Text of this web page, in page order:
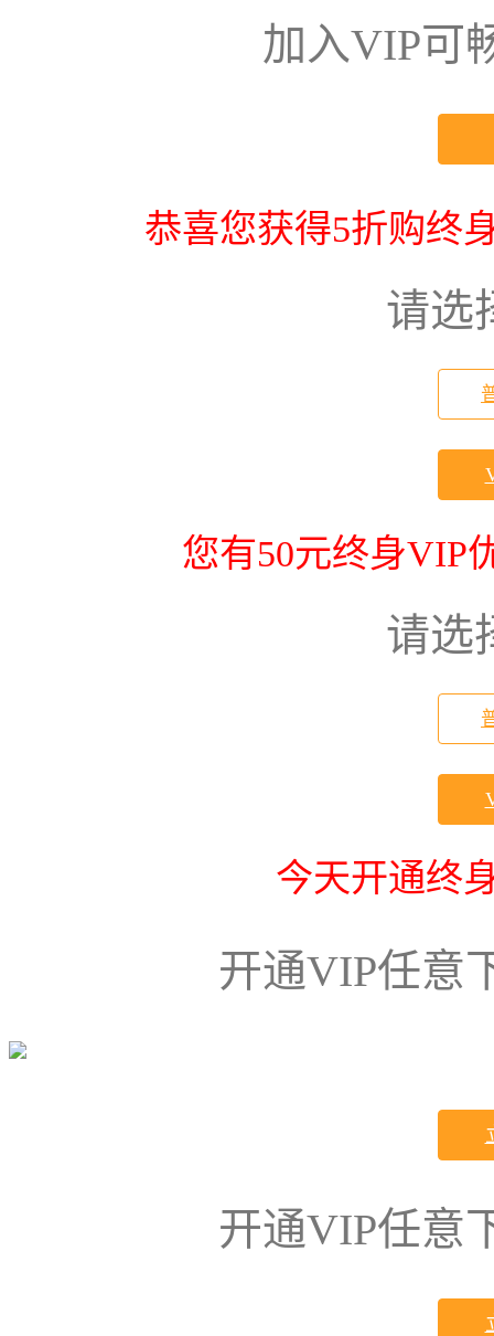
加入VIP可
恭喜您获得5折购终
请选
您有50元终身VIP
请选
今天开通终
开通VIP任意
开通VIP任意